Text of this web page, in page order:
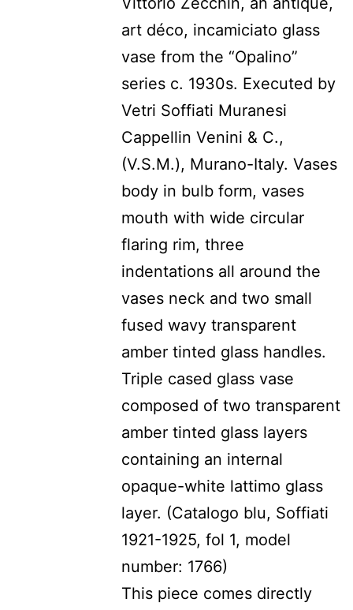
art déco, incamiciato glass
vase from the “Opalino”
series c. 1930s. Executed by
Vetri Soffiati Muranesi
Cappellin Venini & C.,
(V.S.M.), Murano-Italy. Vases
body in bulb form, vases
mouth with wide circular
flaring rim, three
indentations all around the
vases neck and two small
fused wavy transparent
amber tinted glass handles.
Triple cased glass vase
composed of two transparent
amber tinted glass layers
containing an internal
opaque-white lattimo glass
layer. (Catalogo blu, Soffiati
1921-1925, fol 1, model
number: 1766)
This piece comes directly